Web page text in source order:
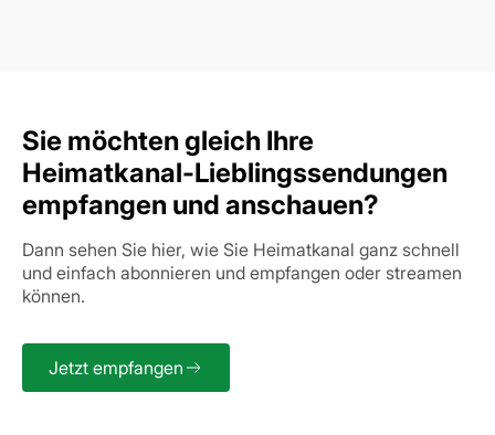
Sie möchten gleich Ihre
Heimatkanal-Lieblingssendungen
empfangen und anschauen?
Dann sehen Sie hier, wie Sie Heimatkanal ganz schnell
und einfach abonnieren und empfangen oder streamen
können.
Jetzt empfangen